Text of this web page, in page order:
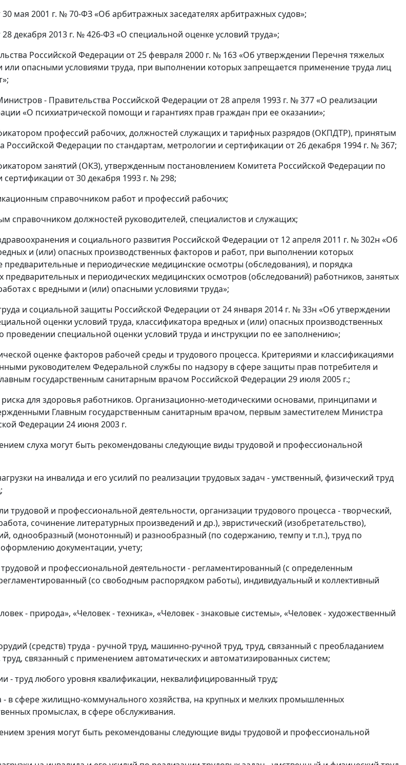
мая 2001 г. № 70-ФЗ «Об арбитражных заседателях арбитражных судов»;
декабря 2013 г. № 426-ФЗ «О специальной оценке условий труда»;
Российской Федерации от 25 февраля 2000 г. № 163 «Об утверждении Перечня тяжелых
или опасными условиями труда, при выполнении которых запрещается применение труда лиц
- Правительства Российской Федерации от 28 апреля 1993 г. № 377 «О реализации
«О психиатрической помощи и гарантиях прав граждан при ее оказании»;
профессий рабочих, должностей служащих и тарифных разрядов (ОКПДТР), принятым
Российской Федерации по стандартам, метрологии и сертификации от 26 декабря 1994 г. № 367;
занятий (ОКЗ), утвержденным постановлением Комитета Российской Федерации по
от 30 декабря 1993 г. № 298;
справочником работ и профессий рабочих;
справочником должностей руководителей, специалистов и служащих;
и социального развития Российской Федерации от 12 апреля 2011 г. № 302н «Об
и (или) опасных производственных факторов и работ, при выполнении которых
предварительные и периодические медицинские осмотры (обследования), и порядка
предварительных и периодических медицинских осмотров (обследований) работников, занятых
с вредными и (или) опасными условиями труда»;
и социальной защиты Российской Федерации от 24 января 2014 г. № 33н «Об утверждении
оценки условий труда, классификатора вредных и (или) опасных производственных
специальной оценки условий труда и инструкции по ее заполнению»;
оценке факторов рабочей среды и трудового процесса. Критериями и классификациями
руководителем Федеральной службы по надзору в сфере защиты прав потребителя и
государственным санитарным врачом Российской Федерации 29 июля 2005 г.;
для здоровья работников. Организационно-методическими основами, принципами и
Главным государственным санитарным врачом, первым заместителем Министра
Федерации 24 июня 2003 г.
слуха могут быть рекомендованы следующие виды трудовой и профессиональной
на инвалида и его усилий по реализации трудовых задач - умственный, физический труд
трудовой и профессиональной деятельности, организации трудового процесса - творческий,
сочинение литературных произведений и др.), эвристический (изобретательство),
однообразный (монотонный) и разнообразный (по содержанию, темпу и т.п.), труд по
документации, учету;
и профессиональной деятельности - регламентированный (с определенным
(со свободным распорядком работы), индивидуальный и коллективный
- природа», «Человек - техника», «Человек - знаковые системы», «Человек - художественный
(средств) труда - ручной труд, машинно-ручной труд, труд, связанный с преобладанием
связанный с применением автоматических и автоматизированных систем;
- труд любого уровня квалификации, неквалифицированный труд;
- в сфере жилищно-коммунального хозяйства, на крупных и мелких промышленных
промыслах, в сфере обслуживания.
зрения могут быть рекомендованы следующие виды трудовой и профессиональной